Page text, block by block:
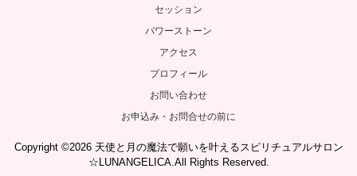
セッション
パワーストーン
アクセス
プロフィール
お問い合わせ
お申込み・お問合せの前に
Copyright ©2026 天使と月の魔法で願いを叶えるスピリチュアルサロン
☆LUNANGELICA.All Rights Reserved.